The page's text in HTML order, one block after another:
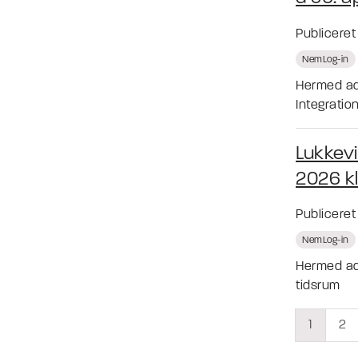
NemLog-in
Hermed
2026
NemLog-in
Hermed
tidsrum
2